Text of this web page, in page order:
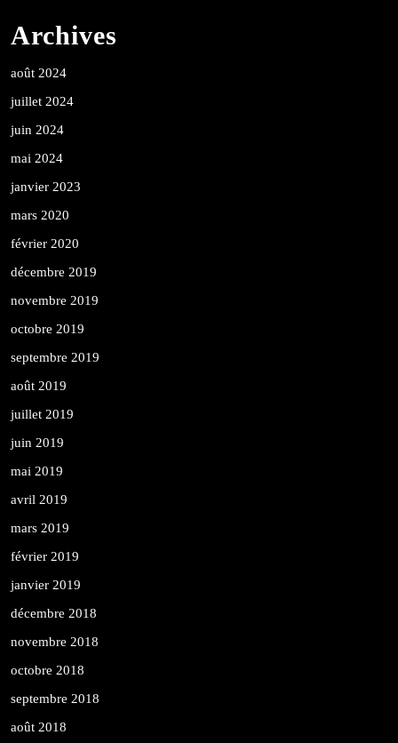
Archives
août 2024
juillet 2024
juin 2024
mai 2024
janvier 2023
mars 2020
février 2020
décembre 2019
novembre 2019
octobre 2019
septembre 2019
août 2019
juillet 2019
juin 2019
mai 2019
avril 2019
mars 2019
février 2019
janvier 2019
décembre 2018
novembre 2018
octobre 2018
septembre 2018
août 2018